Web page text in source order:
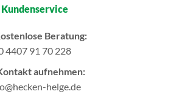
Kundenservice
Beratung:
4407 91 70 228
aufnehmen:
helge.de